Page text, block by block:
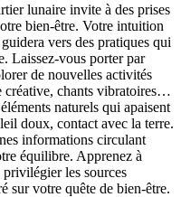
lunaire invite à des prises
bien-être. Votre intuition
vers des pratiques qui
Laissez-vous porter par
de nouvelles activités
créative, chants vibratoires…
naturels qui apaisent
doux, contact avec la terre.
informations circulant
équilibre. Apprenez à
les sources
sur votre quête de bien-être.